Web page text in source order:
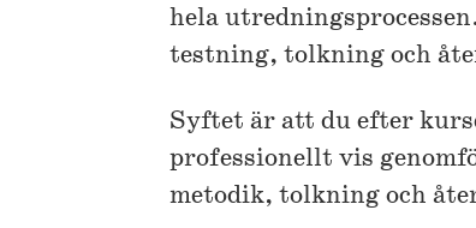
hela
testning, tolkning och
Syftet är att du efter
professionellt vis
metodik, tolkning och